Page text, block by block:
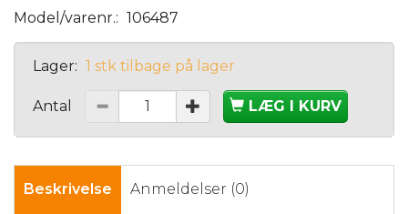
Model/varenr.: 106487
Lager: 1 stk tilbage på lager
Antal LÆG I KURV
Beskrivelse Anmeldelser (0)